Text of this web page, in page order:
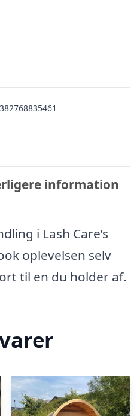
information
i Lash Care’s
oplevelsen selv
til en du holder af.